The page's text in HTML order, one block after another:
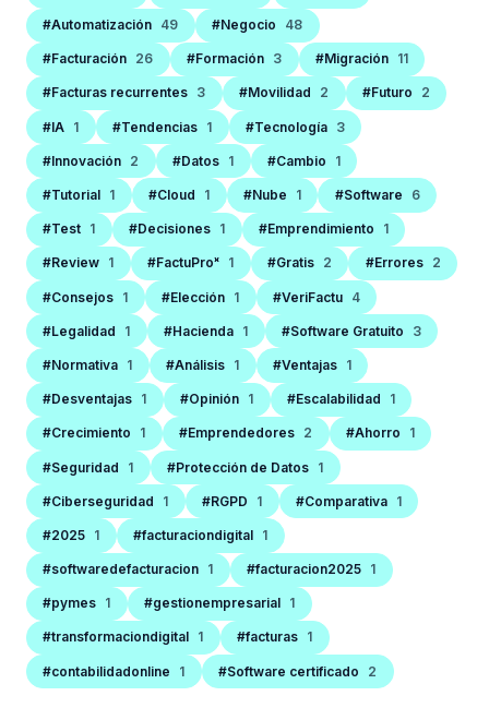
#Automatización 49 #Negocio 48
#Facturación 26 #Formación 3 #Migración 11
#Facturas recurrentes 3 #Movilidad 2 #Futuro 2
#IA 1 #Tendencias 1 #Tecnología 3
#Innovación 2 #Datos 1 #Cambio 1
#Tutorial 1 #Cloud 1 #Nube 1 #Software 6
#Test 1 #Decisiones 1 #Emprendimiento 1
#Review 1 #FactuProˣ 1 #Gratis 2 #Errores 2
#Consejos 1 #Elección 1 #VeriFactu 4
#Legalidad 1 #Hacienda 1 #Software Gratuito 3
#Normativa 1 #Análisis 1 #Ventajas 1
#Desventajas 1 #Opinión 1 #Escalabilidad 1
#Crecimiento 1 #Emprendedores 2 #Ahorro 1
#Seguridad 1 #Protección de Datos 1
#Ciberseguridad 1 #RGPD 1 #Comparativa 1
#2025 1 #facturaciondigital 1
#softwaredefacturacion 1 #facturacion2025 1
#pymes 1 #gestionempresarial 1
#transformaciondigital 1 #facturas 1
#contabilidadonline 1 #Software certificado 2
SOFTWARE DE FACTURACIÓN
Las 10 señales de
que tu negocio
necesita cambiar